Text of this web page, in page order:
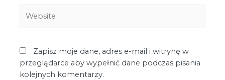
Zapisz moje dane, adres e-mail i witrynę w
przeglądarce aby wypełnić dane podczas pisania
kolejnych komentarzy.